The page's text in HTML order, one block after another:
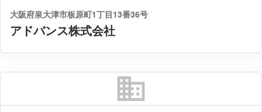
大阪府泉大津市板原町1丁目13番36号
アドバンス株式会社
business